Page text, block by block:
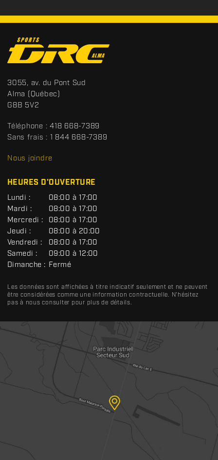
o
n
t
a
c
t
S
p
o
t
s
R
3055, av. du Pont Sud
Alma (Québec)
G8B 5V2
Téléphone : 418 668-7389
Sans frais : 1 844 668-7389
Nous joindre
HEURES D'OUVERTURE
G
É
N
É
R
A
L
Lundi :
08:00 à 17:00
Mardi :
08:00 à 17:00
Mercredi :
08:00 à 17:00
Jeudi :
08:00 à 20:00
Vendredi :
08:00 à 17:00
Samedi :
09:00 à 12:00
Dimanche : Fermé
Les données sont affichées à titre indicatif seulement et ne peuvent
être considérées comme une information contractuelle. N'hésitez
pas à nous consulter pour plus de détails.